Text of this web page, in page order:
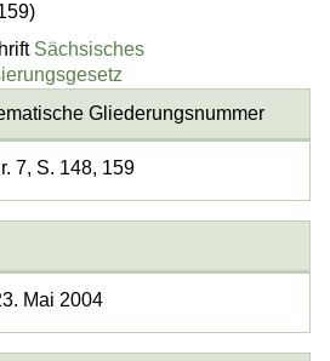
Sächsisches
Gliederungsnummer
7, S. 148, 159
Mai 2004